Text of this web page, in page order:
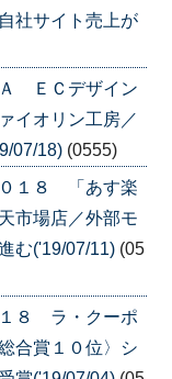
社サイト売上が
ＥＣデザイン
イオリン工房／
07/18) (0555)
１８ 「あす楽
市場店／外部モ
む('19/07/11) (05
１８ ラ・クーポ
合賞１０位〉シ